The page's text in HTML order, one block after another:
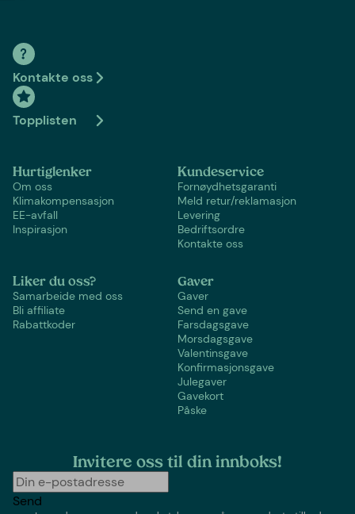
Kontakte oss
Topplisten
Hurtiglenker
Om oss
Klimakompensasjon
EE-avfall
Inspirasjon
Kundeservice
Fornøydhetsgaranti
Meld retur/reklamasjon
Levering
Bedriftsordre
Kontakte oss
Liker du oss?
Samarbeide med oss
Bli affiliate
Rabattkoder
Gaver
Gaver
Send en gave
Farsdagsgave
Morsdagsgave
Valentinsgave
Konfirmasjonsgave
Julegaver
Gavekort
Påske
Invitere oss til din innboks!
Send